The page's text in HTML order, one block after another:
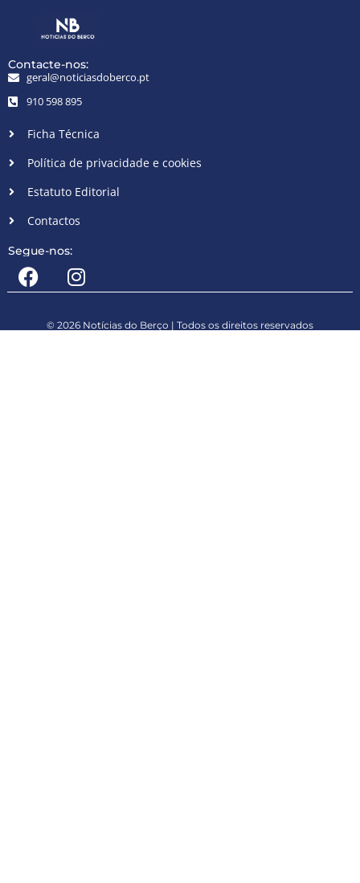
Contacte-nos:
geral@noticiasdoberco.pt
910 598 895
Ficha Técnica
Política de privacidade e cookies
Estatuto Editorial
Contactos
Segue-nos:
© 2026 Notícias do Berço | Todos os direitos reservados